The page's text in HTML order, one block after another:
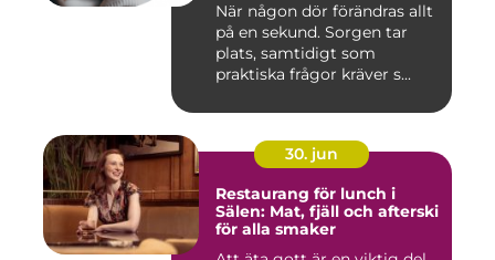
När någon dör förändras allt
på en sekund. Sorgen tar
plats, samtidigt som
praktiska frågor kräver s...
30. jun
Restaurang för lunch i
Sälen: Mat, fjäll och afterski
för alla smaker